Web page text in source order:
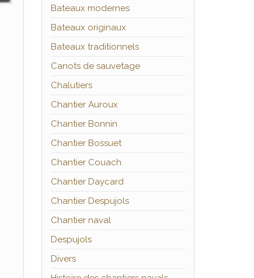
Bateaux modernes
Bateaux originaux
Bateaux traditionnels
Canots de sauvetage
Chalutiers
Chantier Auroux
Chantier Bonnin
Chantier Bossuet
Chantier Couach
Chantier Daycard
Chantier Despujols
Chantier naval
Despujols
Divers